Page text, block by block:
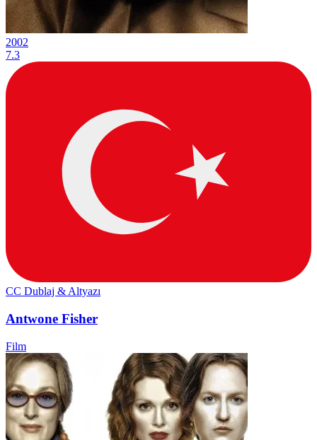
2002
7.3
CC Dublaj & Altyazı
Antwone Fisher
Film